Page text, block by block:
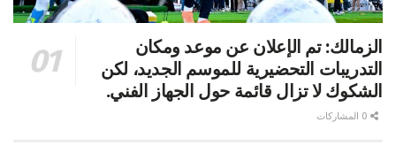
الزمالك: تم الإعلان عن موعد ومكان
التدريبات التحضيرية للموسم الجديد، لكن
الشكوك لا تزال قائمة حول الجهاز الفني.